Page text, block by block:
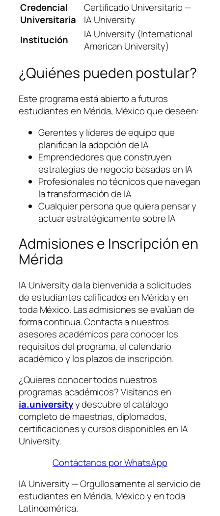
Credencial
Universitaria
Certificado Universitario —
IA University
Institución
IA University (International
American University)
¿Quiénes pueden postular?
Este programa está abierto a futuros
estudiantes en Mérida, México que deseen:
Gerentes y líderes de equipo que
planifican la adopción de IA
Emprendedores que construyen
estrategias de negocio basadas en IA
Profesionales no técnicos que navegan
la transformación de IA
Cualquier persona que quiera pensar y
actuar estratégicamente sobre IA
Admisiones e Inscripción en
Mérida
IA University da la bienvenida a solicitudes
de estudiantes calificados en Mérida y en
toda México. Las admisiones se evalúan de
forma continua. Contacta a nuestros
asesores académicos para conocer los
requisitos del programa, el calendario
académico y los plazos de inscripción.
¿Quieres conocer todos nuestros
programas académicos? Visítanos en
ia.universityy descubre el catálogo
completo de maestrías, diplomados,
certificaciones y cursos disponibles en IA
University.
Contáctanos por WhatsApp
IA University — Orgullosamente al servicio de
estudiantes en Mérida, México y en toda
Latinoamérica.